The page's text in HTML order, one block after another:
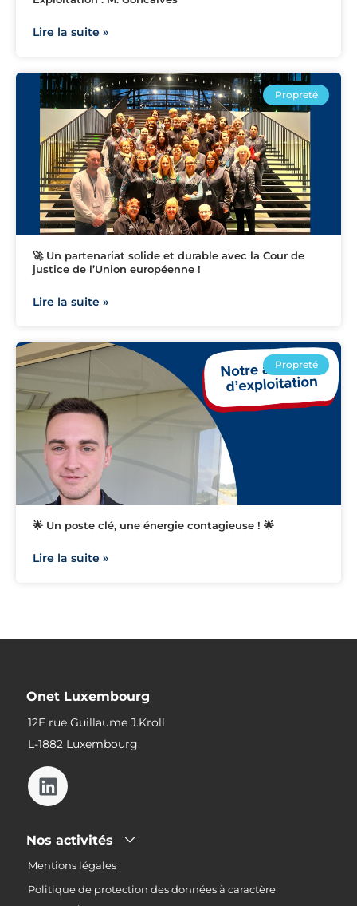
Lire la suite »
Propreté
🚀 Un partenariat solide et durable avec la Cour de
justice de l’Union européenne !
Lire la suite »
Propreté
🌟 Un poste clé, une énergie contagieuse ! 🌟
Lire la suite »
Onet Luxembourg
12E rue Guillaume J.Kroll
L-1882 Luxembourg
Nos activités
Mentions légales
Politique de protection des données à caractère